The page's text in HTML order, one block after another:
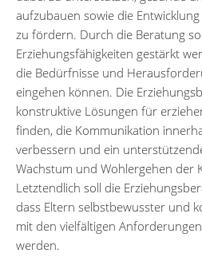
aufzubauen sowie die
zu fördern. Durch die Beratung
Erziehungsfähigkeiten gestärkt
die Bedürfnisse und
eingehen können. Die
konstruktive Lösungen für
finden, die Kommunikation
verbessern und ein
Wachstum und Wohlergehen der
Letztendlich soll die
dass Eltern selbstbewusster und
mit den vielfältigen
werden.